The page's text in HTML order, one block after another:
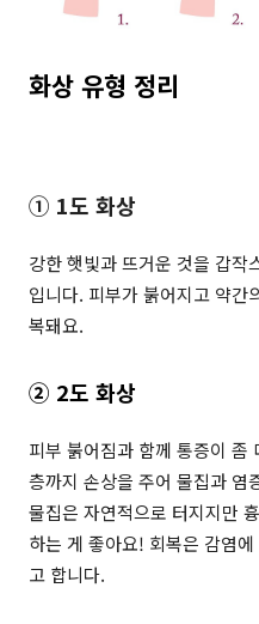
화상 유형 정리
① 1도 화상
강한 햇빛과 뜨거운 것을 갑작
입니다. 피부가 붉어지고 약간
복돼요.
② 2도 화상
피부 붉어짐과 함께 통증이 좀
층까지 손상을 주어 물집과 염
물집은 자연적으로 터지지만
하는 게 좋아요! 회복은 감염
고 합니다.